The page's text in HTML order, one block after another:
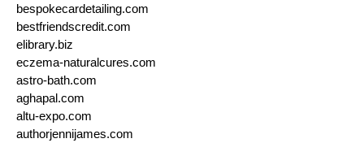
bespokecardetailing.com
bestfriendscredit.com
elibrary.biz
eczema-naturalcures.com
astro-bath.com
aghapal.com
altu-expo.com
authorjennijames.com